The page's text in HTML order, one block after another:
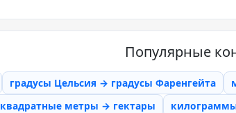
Популярные
градусы Цельсия → градусы Фаренгейта
квадратные метры → гектары